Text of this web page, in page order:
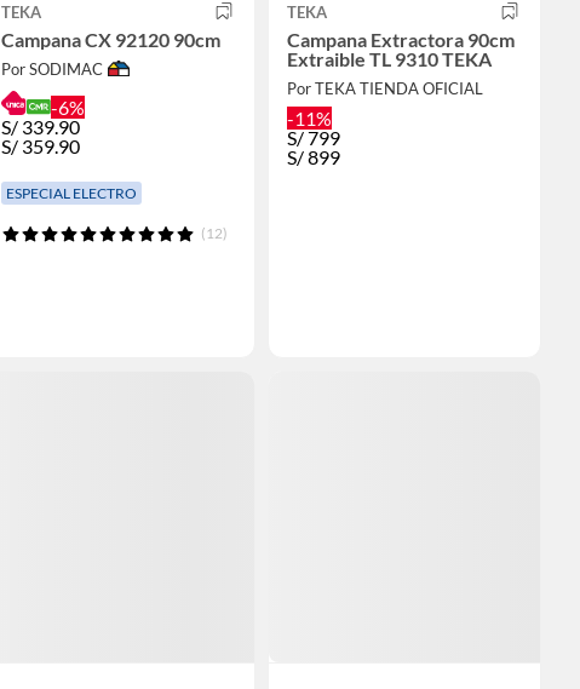
TEKA
Campana CX 92120 90cm
Por SODIMAC
-6%
S/ 339.90
S/ 359.90
ESPECIAL ELECTRO
(12)
TEKA
Campana Extractora 90cm
Extraible TL 9310 TEKA
Por TEKA TIENDA OFICIAL
-11%
S/799
S/899